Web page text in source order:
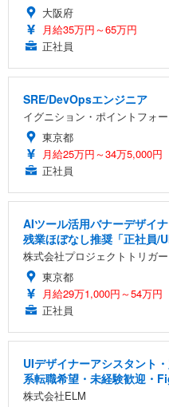
大阪府
月給35万円～65万円
正社員
SRE/DevOpsエンジニア
イグニション・ポイントフォ
東京都
月給25万円～34万5,000円
正社員
AIツール活用バナーデザイ
残業ほぼなし推奨「正社員/
株式会社プロジェクトトリガー
東京都
月給29万1,000円～54万円
正社員
UIデザイナーアシスタント
系転職希望・未経験歓迎・
株式会社ELM